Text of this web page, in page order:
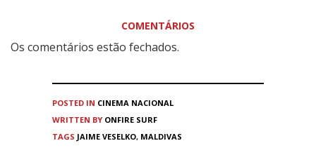
COMENTÁRIOS
Os comentários estão fechados.
POSTED IN CINEMA NACIONAL
WRITTEN BY ONFIRE SURF
TAGS JAIME VESELKO, MALDIVAS